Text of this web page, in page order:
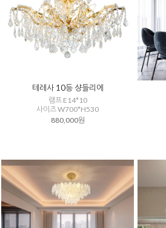
테레사 10등 샹들리에
램프 E14*10
사이즈 W700*H530
880,000원